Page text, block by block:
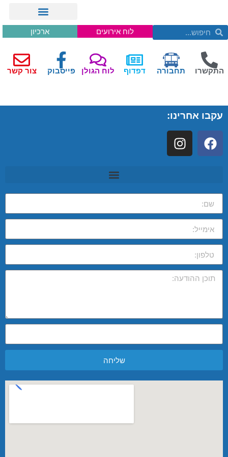
לוח אירועים ארכיון
התקשרו תחבורה דפדוף לוח הגולן פייסבוק צור קשר
עקבו אחרינו:
שליחה